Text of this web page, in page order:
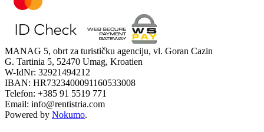
MANAG 5, obrt za turističku agenciju, vl. Goran Cazin
G. Tartinia 5, 52470 Umag, Kroatien
W-IdNr: 32921494212
IBAN: HR7323400091160533008
Telefon: +385 91 5519 771
Email: info@rentistria.com
Powered by Nokumo.